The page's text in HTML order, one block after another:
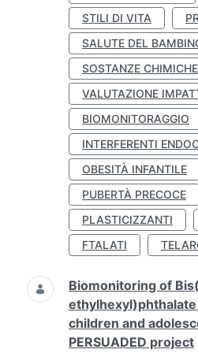
STILI DI VITA
SALUTE DEL
SOSTANZE CHIMICHE
VALUTAZIONE
BIOMONITORAGGIO
INTERFERENTI
OBESITÀ INFANTILE
PUBERTÀ PRECOCE
PLASTICIZZANTI
FTALATI
Biomonitoring of
ethylhexyl)phthalate
children and
PERSUADED project